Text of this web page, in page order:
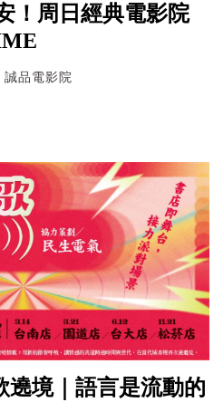
！周日經典電影院
品電影院
遶境｜語言是流動的